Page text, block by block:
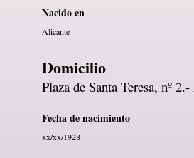
Nacido en
Alicante
Domicilio
Plaza de Santa Teresa, nº
Fecha de nacimiento
xx/xx/1928